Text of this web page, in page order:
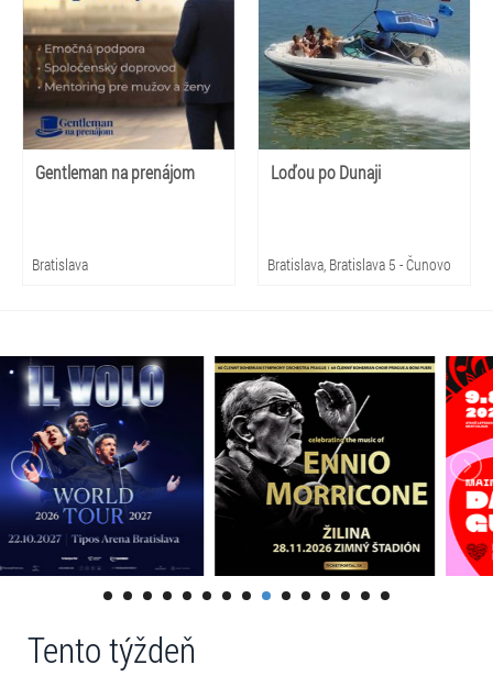
Gentleman na prenájom
Bratislava
Loďou po Dunaji
Bratislava, Bratislava 5 - Čunovo
Tento týždeň